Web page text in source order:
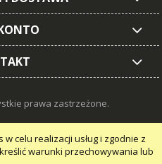
celu realizacji usług i zgodnie z
warunki przechowywania lub
prawa zastrzeżone.